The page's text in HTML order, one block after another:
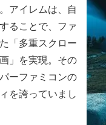
アイレムは、自
ることで、ファ
「多重スクロー
」を実現。その
ーファミコンの
を誇っていまし